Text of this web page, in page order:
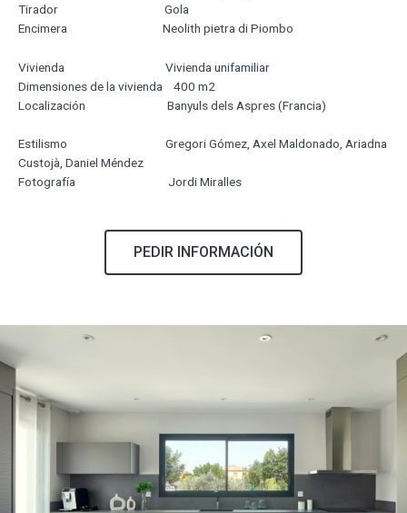
Tirador Gola
Encimera Neolith pietra di Piombo
Vivienda Vivienda unifamiliar
Dimensiones de la vivienda 400 m2
Localización Banyuls dels Aspres (Francia)
Estilismo Gregori Gómez, Axel Maldonado, Ariadna
Custojà, Daniel Méndez
Fotografía Jordi Miralles
PEDIR INFORMACIÓN